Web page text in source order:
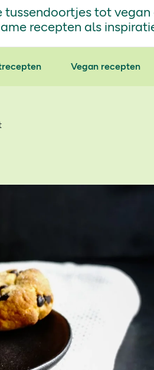
tussendoortjes tot vegan
recepten als
Vegan recepten